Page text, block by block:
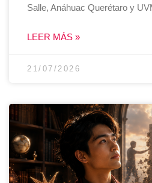
Salle, Anáhuac Querétaro y
LEER MÁS »
21/07/2026